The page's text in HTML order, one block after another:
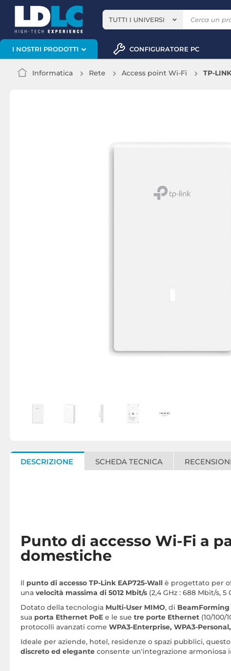
TUTTI I UNIVERSI
I NOSTRI PRODOTTI CONFIGURATORE PC
Informatica Rete Access point Wi-Fi TP-
DESCRIZIONE SCHEDA TECNICA
Punto di accesso Wi-Fi a
domestiche
Il punto di accesso TP-Link EAP725-Wall è progettato per
una velocità massima di 5012 Mbit/s (2,4 GHz : 688 Mbit/s,
Dotato della tecnologia Multi-User MIMO, di BeamForming
sua porta Ethernet PoE e le sue tre porte Ethernet (10/
protocolli avanzati come WPA3-Enterprise, WPA3-
Ideale per aziende, hotel, residenze o spazi pubblici,
discreto ed elegante consente un'integrazione armoniosa